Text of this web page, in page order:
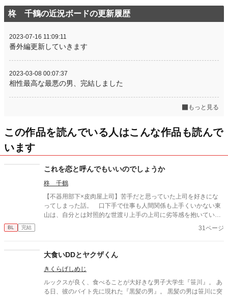
柊 千鶴の近況ボードの更新履歴
2023-07-16 11:09:11
番外編更新していきます
2023-03-08 00:07:37
相性最高な最悪の男、完結しました
もっと見る
この作品を読んでいる人はこんな作品も読んで
います
これを恋と呼んでもいいのでしょうか
柊 千鶴
【不器用部下×皮肉屋上司】苦手だと思っていた上司を好きにな
ってしまった話。 口下手で仕事も人間関係も上手くいかない東
山は、自分とは対照的な世渡り上手の上司に劣等感を抱いていた
が——思いがけず上司の弱みを握ってしまったことで急接近し、
BL 完結 31ページ
大食いDDとヤクザくん
きくらげしめじ
ルックスが良く、食べることが大好きな男子大学生『笹川』。 あ
る日、彼のバイト先に現れた『黒髪の男』。 黒髪の男は笹川に突